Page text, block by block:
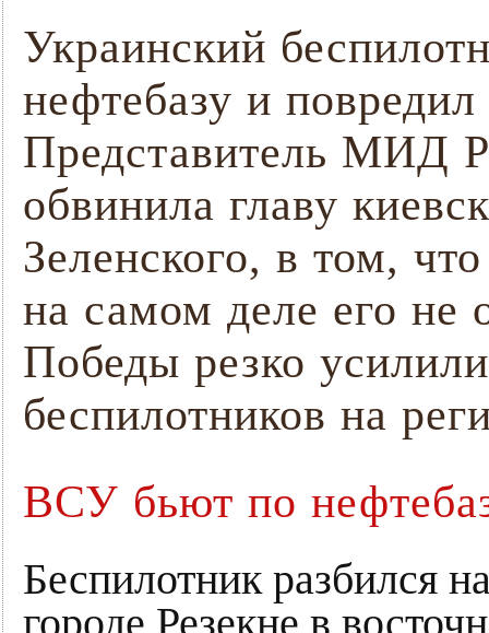
Украинский
нефтебазу и
Представитель МИД
обвинила главу
Зеленского, в том,
на самом деле его не
Победы резко
беспилотников на
ВСУ бьют по
Беспилотник разбился
городе Резекне в